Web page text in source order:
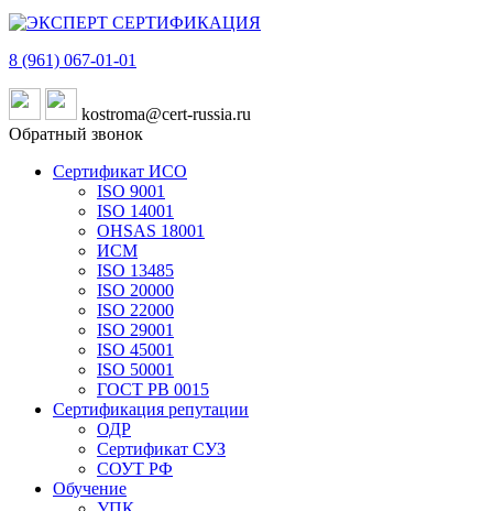
8 (961) 067-01-01
kostroma@cert-russia.ru
Обратный звонок
Сертификат ИСО
ISO 9001
ISO 14001
OHSAS 18001
ИСМ
ISO 13485
ISO 20000
ISO 22000
ISO 29001
ISO 45001
ISO 50001
ГОСТ РВ 0015
Сертификация репутации
ОДР
Сертификат СУЗ
СОУТ РФ
Обучение